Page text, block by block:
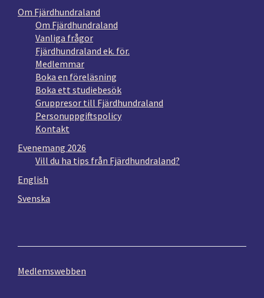
Om Fjärdhundraland
Om Fjärdhundraland
Vanliga frågor
Fjärdhundraland ek. för.
Medlemmar
Boka en föreläsning
Boka ett studiebesök
Gruppresor till Fjärdhundraland
Personuppgiftspolicy
Kontakt
Evenemang 2026
Vill du ha tips från Fjärdhundraland?
English
Svenska
Medlemswebben